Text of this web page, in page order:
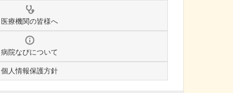
医療機関の皆様へ
病院なびについて
個人情報保護方針